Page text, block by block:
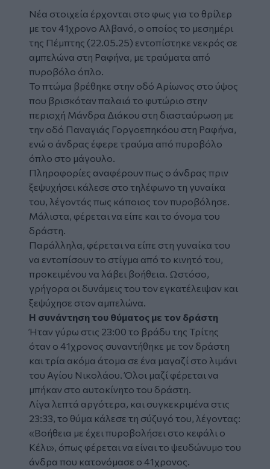
Νέα στοιχεία έρχονται στο φως για το θρίλερ
με τον 41χρονο Αλβανό, ο οποίος το μεσημέρι
της Πέμπτης (22.05.25) εντοπίστηκε νεκρός σε
αμπελώνα στη Ραφήνα, με τραύματα από
πυροβόλο όπλο.
Το πτώμα βρέθηκε στην οδό Αρίωνος στο ύψος
που βρισκόταν παλαιά το φυτώριο στην
περιοχή Μάνδρα Διάκου στη διασταύρωση με
την οδό Παναγιάς Γοργοεπηκόου στη Ραφήνα,
ενώ ο άνδρας έφερε τραύμα από πυροβόλο
όπλο στο μάγουλο.
Πληροφορίες αναφέρουν πως ο άνδρας πριν
ξεψυχήσει κάλεσε στο τηλέφωνο τη γυναίκα
του, λέγοντάς πως κάποιος τον πυροβόλησε.
Μάλιστα, φέρεται να είπε και το όνομα του
δράστη.
Παράλληλα, φέρεται να είπε στη γυναίκα του
να εντοπίσουν το στίγμα από το κινητό του,
προκειμένου να λάβει βοήθεια. Ωστόσο,
γρήγορα οι δυνάμεις του τον εγκατέλειψαν και
ξεψύχησε στον αμπελώνα.
Η συνάντηση του θύματος με τον δράστη
Ήταν γύρω στις 23:00 το βράδυ της Τρίτης
όταν ο 41χρονος συναντήθηκε με τον δράστη
και τρία ακόμα άτομα σε ένα μαγαζί στο λιμάνι
του Αγίου Νικολάου. Όλοι μαζί φέρεται να
μπήκαν στο αυτοκίνητο του δράστη.
Λίγα λεπτά αργότερα, και συγκεκριμένα στις
23:33, το θύμα κάλεσε τη σύζυγό του, λέγοντας:
«Βοήθεια με έχει πυροβολήσει στο κεφάλι ο
Κέλι», όπως φέρεται να είναι το ψευδώνυμο του
άνδρα που κατονόμασε ο 41χρονος.